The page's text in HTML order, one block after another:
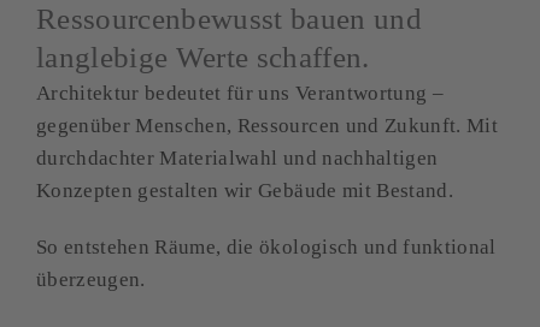
Ressourcenbewusst bauen und
langlebige Werte schaffen.
Architektur bedeutet für uns Verantwortung –
gegenüber Menschen, Ressourcen und Zukunft. Mit
durchdachter Materialwahl und nachhaltigen
Konzepten gestalten wir Gebäude mit Bestand.
So entstehen Räume, die ökologisch und funktional
überzeugen.